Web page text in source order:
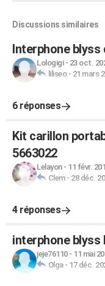
Discussions similaires
Interphone blyss
Lologigi- 23 oct.
liliseo- 21 mars
6 réponses
Kit carillon
5663022
Lelayon- 11 févr.
Clem- 28 déc.
4 réponses
interphone blyss
jeje76110- 11 mai
Olga- 17 déc.